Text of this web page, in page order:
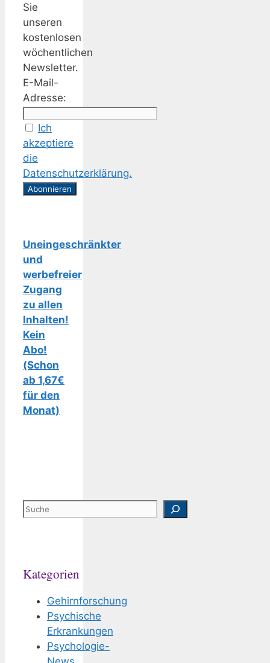
Sie
unseren
kostenlosen
wöchentlichen
Newsletter.
E-Mail-
Adresse:
Ich
akzeptiere
die
Datenschutzerklärung.
Uneingeschränkter
und
werbefreier
Zugang
zu allen
Inhalten!
Kein
Abo!
(Schon
ab 1,67€
für den
Monat)
Suchen
Kategorien
Gehirnforschung
Psychische
Erkrankungen
Psychologie-